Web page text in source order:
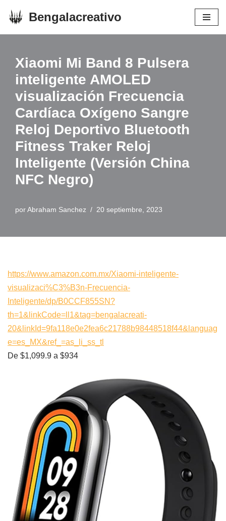
Bengalacreativo
Xiaomi Mi Band 8 Pulsera
inteligente AMOLED
visualización Frecuencia
Cardíaca Oxígeno Sangre
Reloj Deportivo Bluetooth
Fitness Traker Reloj
Inteligente (Versión China
NFC Negro)
porAbraham Sanchez 20 septiembre, 2023
https://www.amazon.com.mx/Xiaomi-inteligente-
visualizaci%C3%B3n-Frecuencia-
Inteligente/dp/B0CCF855SN?
th=1&linkCode=ll1&tag=bengalacreati-
20&linkId=9fa118e0e2fea6c21788b98448518f44&languag
e=es_MX&ref_=as_li_ss_tl
De $1,099.9 a $934